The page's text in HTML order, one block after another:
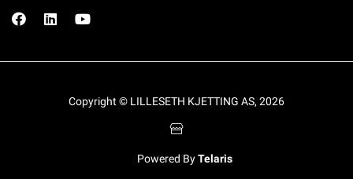
Copyright © LILLESETH KJETTING AS, 2026
Powered ByTelaris